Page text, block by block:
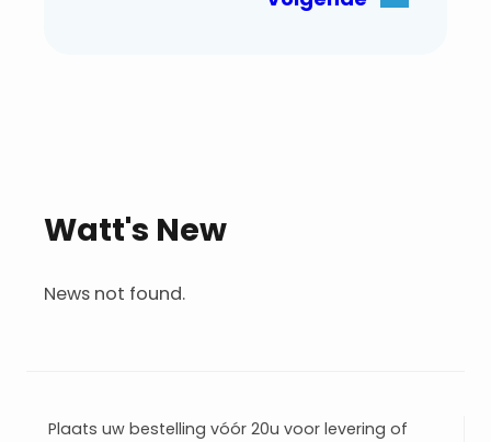
Watt's New
News not found.
Plaats uw bestelling vóór 20u voor levering of